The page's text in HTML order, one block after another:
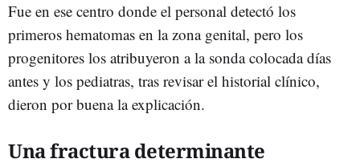
Fue en ese centro donde el personal detectó los
primeros hematomas en la zona genital, pero los
progenitores los atribuyeron a la sonda colocada días
antes y los pediatras, tras revisar el historial clínico,
dieron por buena la explicación.
Una fractura determinante